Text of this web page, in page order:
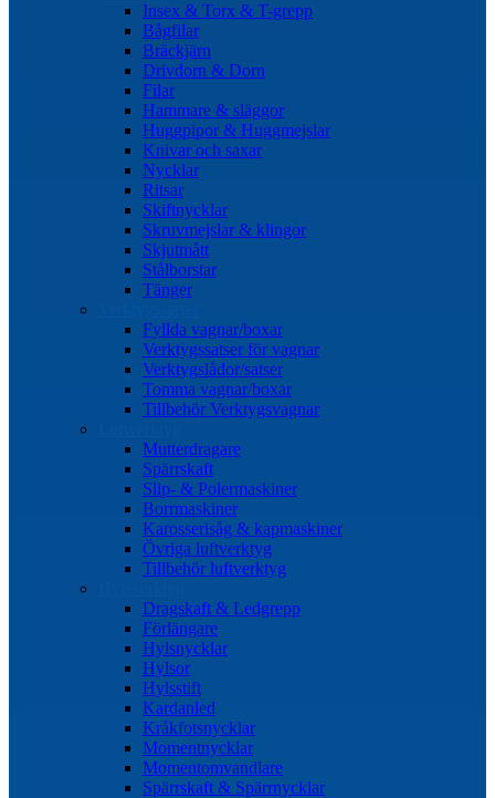
Insex & Torx & T-grepp
Bågfilar
Bräckjärn
Drivdorn & Dorn
Filar
Hammare & släggor
Huggpipor & Huggmejslar
Knivar och saxar
Nycklar
Ritsar
Skiftnycklar
Skruvmejslar & klingor
Skjutmått
Stålborstar
Tänger
Fyllda vagnar/boxar
Verktygssatser för vagnar
Verktygslådor/satser
Tomma vagnar/boxar
Tillbehör Verktygsvagnar
Mutterdragare
Spärrskaft
Slip- & Polermaskiner
Borrmaskiner
Karosserisåg & kapmaskiner
Övriga luftverktyg
Tillbehör luftverktyg
Dragskaft & Ledgrepp
Förlängare
Hylsnycklar
Hylsor
Hylsstift
Kardanled
Kråkfotsnycklar
Momentnycklar
Momentomvandlare
Spärrskaft & Spärrnycklar